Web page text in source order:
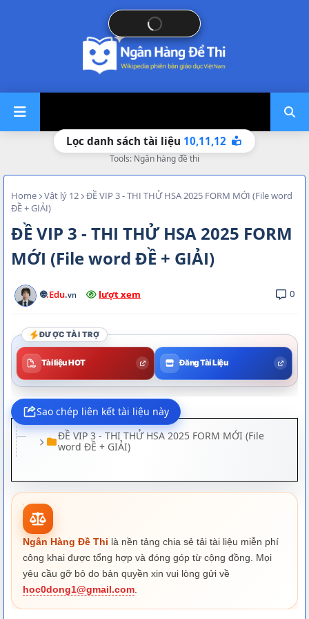
Lọc danh sách tài liệu 10,11,12
Tools: Ngân hàng đề thi
Home Vật lý 12
ĐỀ VIP 3 - THI THỬ HSA 2025 FORM MỚI (File word
ĐỀ + GIẢI)
ĐỀ VIP 3 - THI THỬ HSA 2025 FORM
MỚI (File word ĐỀ + GIẢI)
🌐.Edu.vn lượt xem 0
ĐƯỢC TÀI TRỢ
Tài liệu HOT Đăng Tài Liệu
ĐỀ VIP 3 - THI THỬ HSA 2025 FORM MỚI (File
word ĐỀ + GIẢI)
1. ĐỀ ĐẦY ĐỦ
2. PHẦN 1 - TOÁN HỌC VÀ XỬ LÍ SỐ
2. PHẦN 1 - TOÁN HỌC VÀ XỬ LÍ SỐ
LIỆU
3. PHẦN 2 - NGÔN NGỮ - VĂN HỌC
Đáp án
Đáp án 1. ĐỀ ĐẦY ĐỦ
Đáp án 2. PHẦN 1 - TOÁN HỌC VÀ XỬ LÍ
SỐ LIỆU
Đáp án 2. PHẦN 1 - TOÁN HỌC VÀ XỬ LÍ
SỐ LIỆU
Ngân Hàng Đề Thi là nền tảng chia sẻ tải tài liệu miễn phí
công khai được tổng hợp và đóng góp từ cộng đồng. Mọi
yêu cầu gỡ bỏ do bản quyền xin vui lòng gửi về
hoc0dong1@gmail.com